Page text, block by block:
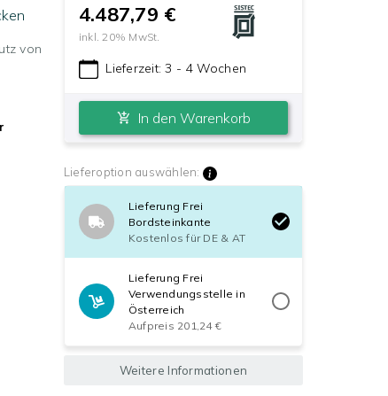
von
4.487,79 €
inkl.20% MwSt.
Lieferzeit:3 - 4 Wochen
In den Warenkorb
Lieferoption auswählen:
Lieferung Frei
Bordsteinkante
Kostenlos für DE & AT
Lieferung Frei
Verwendungsstelle in
Österreich
Aufpreis 201,24 €
Weitere Informationen